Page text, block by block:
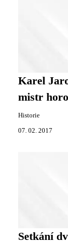
Karel
mistr
Historie
07. 02. 2017
Setkání